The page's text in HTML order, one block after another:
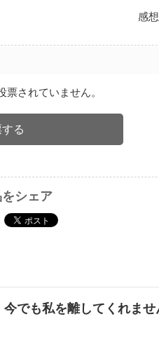
感
票されていません。
る
シェア
今でも私を離してくれま